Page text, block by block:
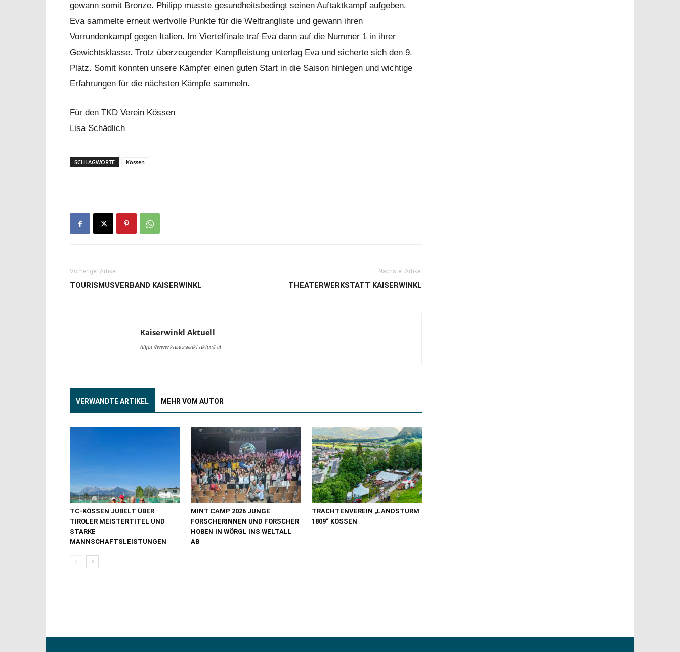
gewann somit Bronze. Philipp musste gesundheitsbedingt seinen Auftaktkampf aufgeben.
Eva sammelte erneut wertvolle Punkte für die Weltrangliste und gewann ihren
Vorrundenkampf gegen Italien. Im Viertelfinale traf Eva dann auf die Nummer 1 in ihrer
Gewichtsklasse. Trotz überzeugender Kampfleistung unterlag Eva und sicherte sich den 9.
Platz. Somit konnten unsere Kämpfer einen guten Start in die Saison hinlegen und wichtige
Erfahrungen für die nächsten Kämpfe sammeln.
Für den TKD Verein Kössen
Lisa Schädlich
SCHLAGWORTE Kössen
Vorheriger Artikel
TOURISMUSVERBAND KAISERWINKL
Nächster Artikel
THEATERWERKSTATT KAISERWINKL
Kaiserwinkl Aktuell
https://www.kaiserwinkl-aktuell.at
VERWANDTE ARTIKEL MEHR VOM AUTOR
TC-KÖSSEN JUBELT ÜBER
TIROLER MEISTERTITEL UND
STARKE
MANNSCHAFTSLEISTUNGEN
MINT CAMP 2026 JUNGE
FORSCHERINNEN UND FORSCHER
HOBEN IN WÖRGL INS WELTALL
AB
TRACHTENVEREIN „LANDSTURM
1809“ KÖSSEN